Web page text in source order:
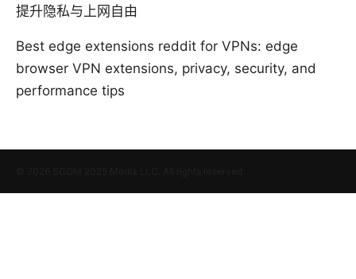
提升隐私与上网自由
Best edge extensions reddit for VPNs: edge
browser VPN extensions, privacy, security, and
performance tips